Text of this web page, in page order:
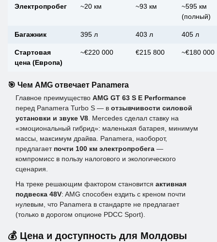
Электропробег ~20 км ~93 км
~595 км
(полный)
Багажник 395 л 403 л 405 л
Стартовая
цена (Европа)
~€220 000 €215 800 ~€180 000
🎯 Чем AMG отвечает Panamera
Главное преимущество AMG GT 63 S E Performance
перед Panamera Turbo S — в отзывчивости силовой
установки и звуке V8. Mercedes сделал ставку на
«эмоциональный гибрид»: маленькая батарея, минимум
массы, максимум драйва. Panamera, наоборот,
предлагает почти 100 км электропробега —
компромисс в пользу налогового и экологического
сценария.
На треке решающим фактором становится активная
подвеска 48V: AMG способен ездить с креном почти
нулевым, что Panamera в стандарте не предлагает
(только в дорогом опционе PDCC Sport).
💰 Цена и доступность для Молдовы